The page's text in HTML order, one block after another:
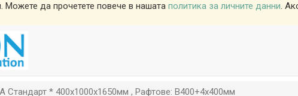
Можете да прочетете повече в нашата политика за личните данни.
* 400х1000х1650мм , Рафтове: В400+4х400мм